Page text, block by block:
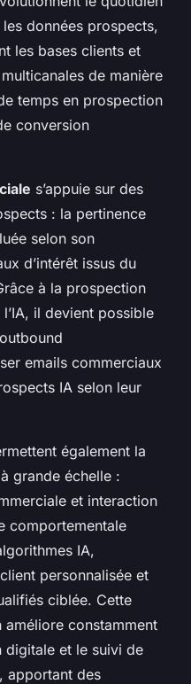
données prospects,
les bases clients et
de manière
temps en prospection
conversion
s’appuie sur des
: la pertinence
selon son
d’intérêt issus du
à la prospection
il devient possible
emails commerciaux
IA selon leur
également la
grande échelle :
et interaction
comportementale
IA,
personnalisée et
ciblée. Cette
constamment
digitale et le suivi de
apportant des